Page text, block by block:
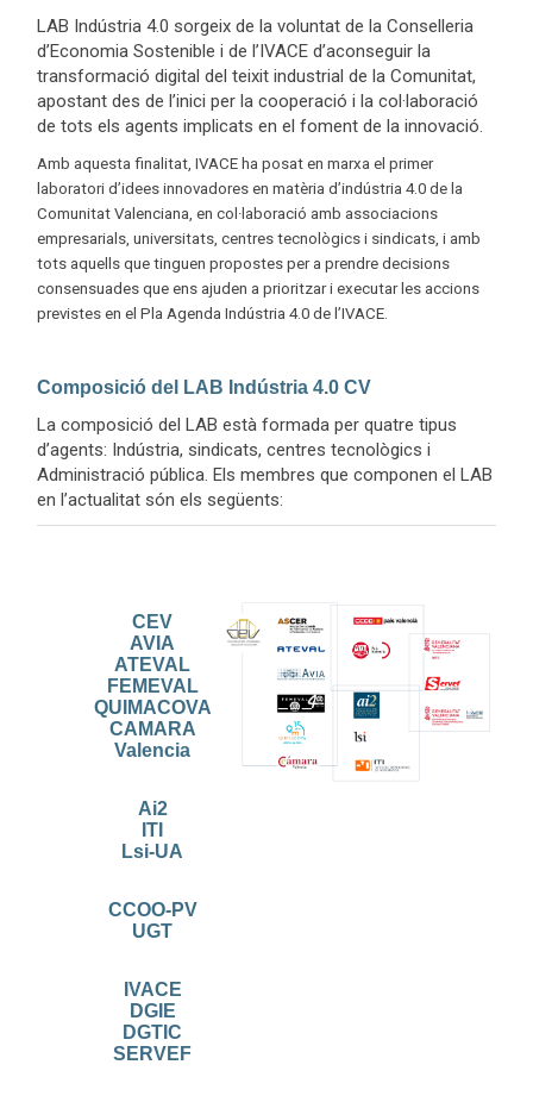
LAB Indústria 4.0 sorgeix de la voluntat de la Conselleria
d’Economia Sostenible i de l’IVACE d’aconseguir la
transformació digital del teixit industrial de la Comunitat,
apostant des de l’inici per la cooperació i la col·laboració
de tots els agents implicats en el foment de la innovació.
Amb aquesta finalitat, IVACE ha posat en marxa el primer
laboratori d’idees innovadores en matèria d’indústria 4.0 de la
Comunitat Valenciana, en col·laboració amb associacions
empresarials, universitats, centres tecnològics i sindicats, i amb
tots aquells que tinguen propostes per a prendre decisions
consensuades que ens ajuden a prioritzar i executar les accions
previstes en el Pla Agenda Indústria 4.0 de l’IVACE.
Composició del LAB Indústria 4.0 CV
La composició del LAB està formada per quatre tipus
d’agents: Indústria, sindicats, centres tecnològics i
Administració pública. Els membres que componen el LAB
en l’actualitat són els següents:
CEV
AVIA
ATEVAL
FEMEVAL
QUIMACOVA
CAMARA
Valencia
Ai2
ITI
Lsi-UA
CCOO-PV
UGT
IVACE
DGIE
DGTIC
SERVEF